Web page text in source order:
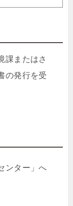
課またはさ
の発行を受
ンター」へ